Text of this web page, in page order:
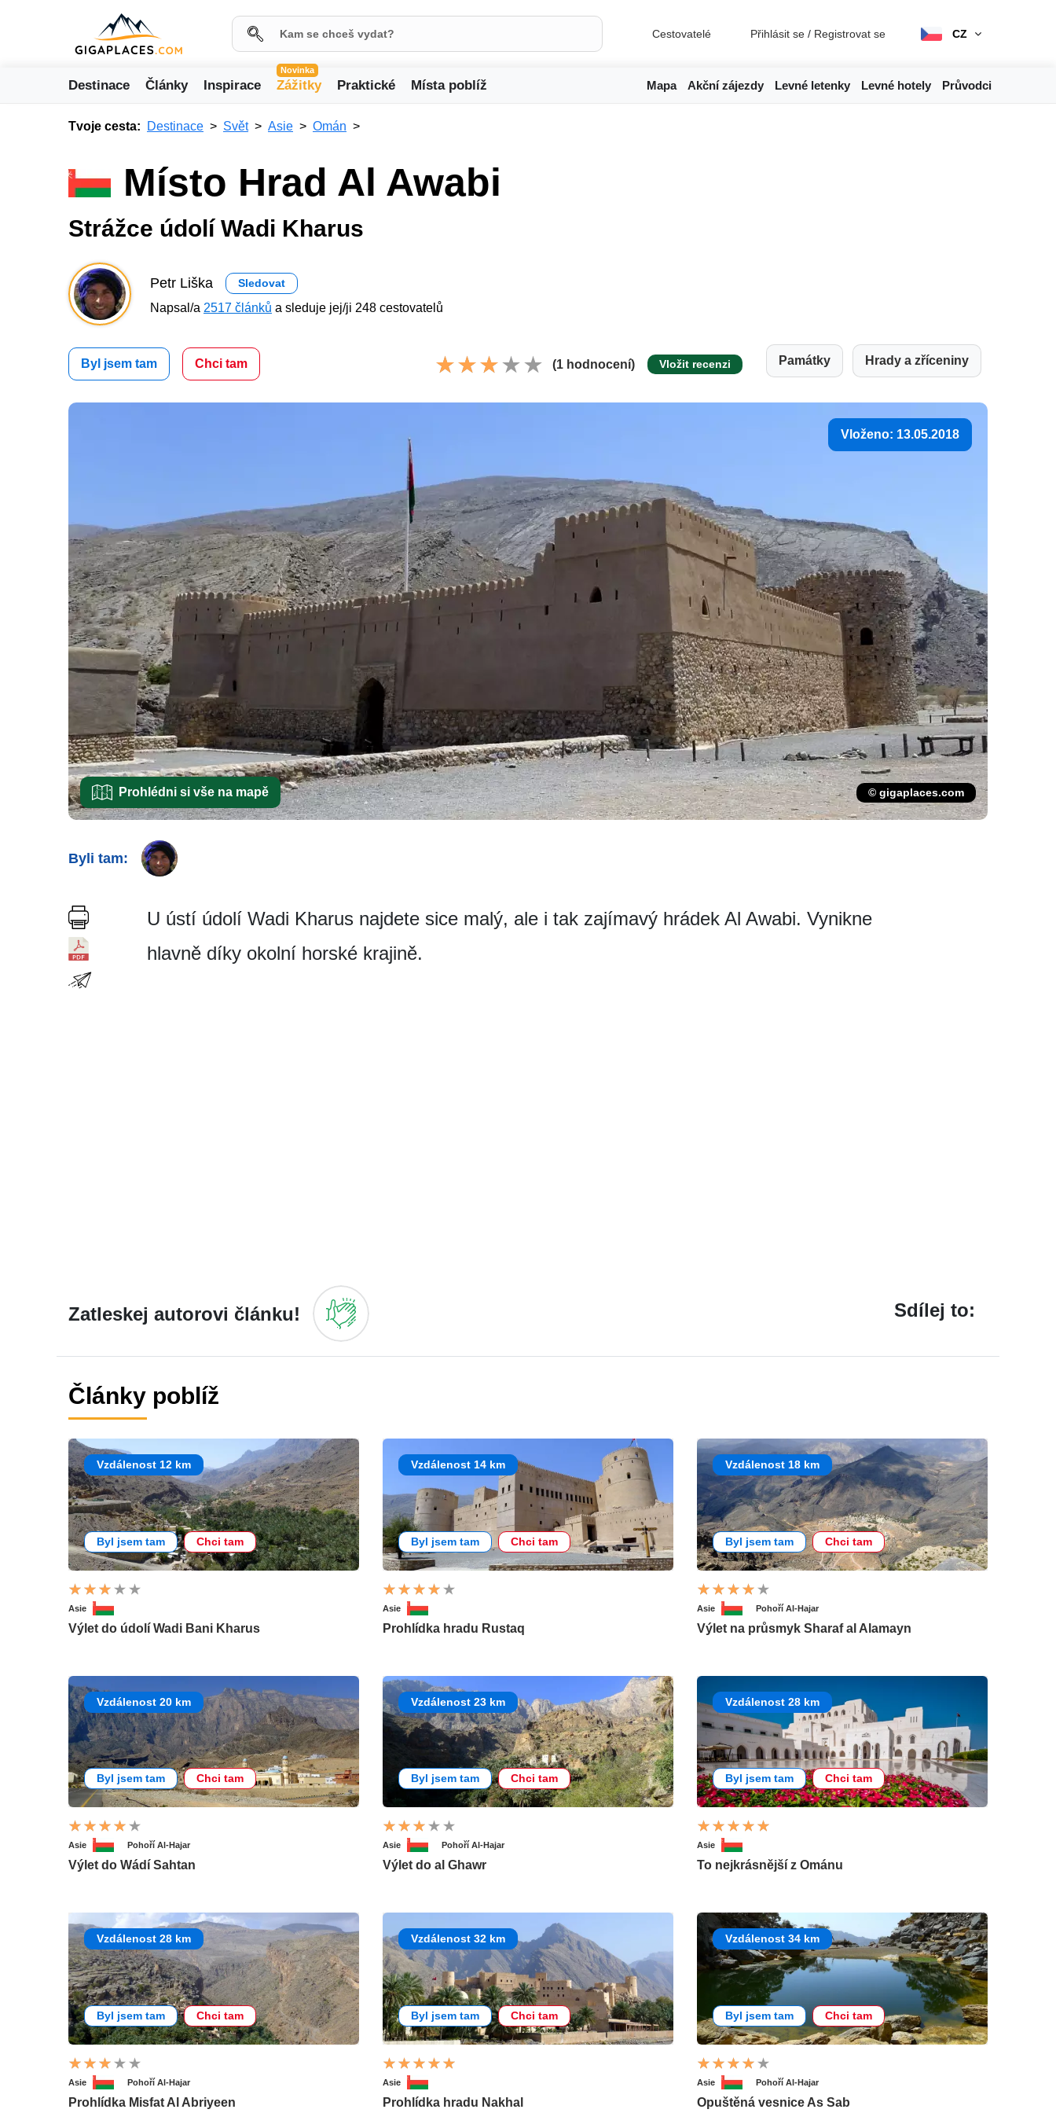
Cestovatelé Přihlásit se / Registrovat se CZ
Destinace Články Inspirace
Novinka
Zážitky Praktické Místa poblíž Mapa Akční zájezdy Levné letenky Levné hotely Průvodci
Tvoje cesta: Destinace Svět Asie Omán
Místo Hrad Al Awabi
Strážce údolí Wadi Kharus
Petr Liška Sledovat
Napsal/a 2517 článků a sleduje jej/ji 248 cestovatelů
Byl jsem tam Chci tam (1 hodnocení) Vložit recenzi Památky Hrady a zříceniny
Vloženo: 13.05.2018
Prohlédni si vše na mapě © gigaplaces.com
Byli tam:
U ústí údolí Wadi Kharus najdete sice malý, ale i tak zajímavý hrádek Al Awabi. Vynikne
hlavně díky okolní horské krajině.
Zatleskej autorovi článku! Sdílej to:
Články poblíž
Vzdálenost 12 km
Byl jsem tam Chci tam
Asie
Výlet do údolí Wadi Bani Kharus
Vzdálenost 14 km
Byl jsem tam Chci tam
Asie
Prohlídka hradu Rustaq
Vzdálenost 18 km
Byl jsem tam Chci tam
Asie Pohoří Al-Hajar
Výlet na průsmyk Sharaf al Alamayn
Vzdálenost 20 km
Byl jsem tam Chci tam
Asie Pohoří Al-Hajar
Výlet do Wádí Sahtan
Vzdálenost 23 km
Byl jsem tam Chci tam
Asie Pohoří Al-Hajar
Výlet do al Ghawr
Vzdálenost 28 km
Byl jsem tam Chci tam
Asie
To nejkrásnější z Ománu
Vzdálenost 28 km
Byl jsem tam Chci tam
Asie Pohoří Al-Hajar
Prohlídka Misfat Al Abriyeen
Vzdálenost 32 km
Byl jsem tam Chci tam
Asie
Prohlídka hradu Nakhal
Vzdálenost 34 km
Byl jsem tam Chci tam
Asie Pohoří Al-Hajar
Opuštěná vesnice As Sab